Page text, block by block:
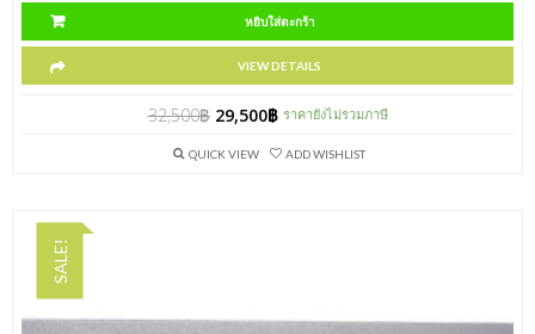
หยิบใส่ตะกร้า
VIEW DETAILS
32,500฿ 29,500฿ ราคายังไม่รวมภาษี
QUICK VIEW ADD WISHLIST
SALE!